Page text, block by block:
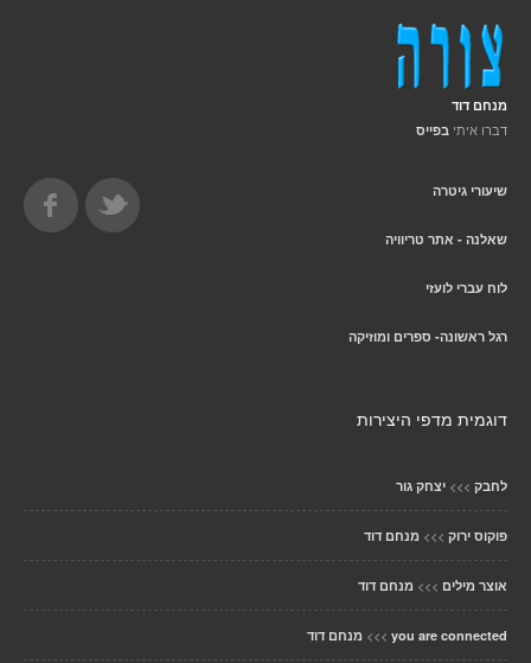
מנחם דוד
דברו איתי בפייס
שיעורי גיטרה
שאלנה - אתר טריוויה
לוח עברי לועזי
רגל ראשונה- ספרים ומוזיקה
דוגמית מדפי היצירות
לחבק >>> יצחק גור
פוקוס ירוק >>> מנחם דוד
אוצר מילים >>> מנחם דוד
you are connected
>>> מנחם דוד